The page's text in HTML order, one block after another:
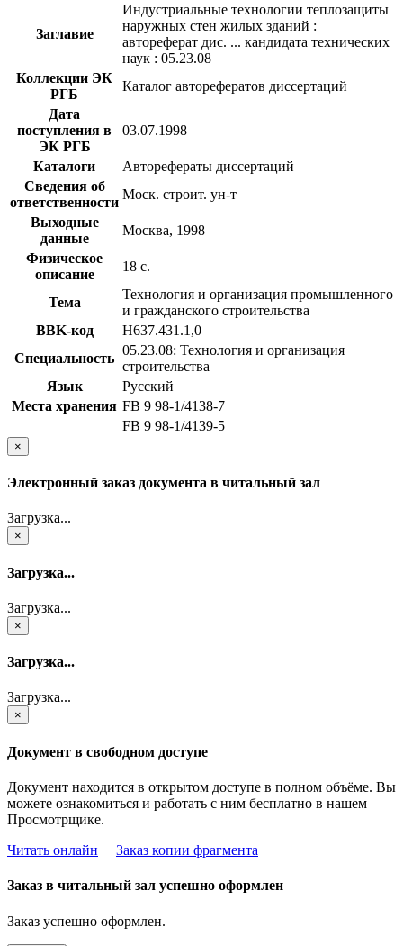
Заглавие
Индустриальные технологии теплозащиты
наружных стен жилых зданий :
автореферат дис. ... кандидата технических
наук : 05.23.08
Коллекции ЭК
РГБ
Каталог авторефератов диссертаций
Дата
поступления в
ЭК РГБ
03.07.1998
Каталоги
Авторефераты диссертаций
Сведения об
ответственности
Моск. строит. ун-т
Выходные
данные
Москва, 1998
Физическое
описание
18 с.
Тема
Технология и организация промышленного
и гражданского строительства
BBK-код
Н637.431.1,0
Специальность
05.23.08: Технология и организация
строительства
Язык
Русский
Места хранения FB 9 98-1/4138-7
FB 9 98-1/4139-5
×
Электронный заказ документа в читальный зал
Загрузка...
×
Загрузка...
Загрузка...
×
Загрузка...
Загрузка...
×
Документ в свободном доступе
Документ находится в открытом доступе в полном объёме. Вы
можете ознакомиться и работать с ним бесплатно в нашем
Просмотрщике.
Читать онлайн
Заказ копии фрагмента
Заказ в читальный зал успешно оформлен
Заказ успешно оформлен.